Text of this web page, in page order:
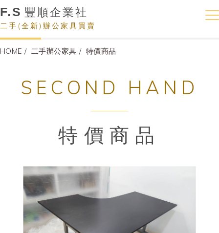
F.S 豐順企業社
二手(全新)辦公家具買賣
HOME 二手辦公家具 特價商品
SECOND HAND
特價商品